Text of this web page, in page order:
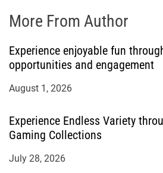
More From Author
Experience enjoyable fun
opportunities and engagement
August 1, 2026
Experience Endless Variety
Gaming Collections
July 28, 2026